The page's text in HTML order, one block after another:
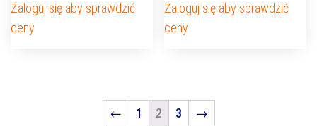
Zaloguj się aby sprawdzić
ceny
Zaloguj się aby sprawdzić
ceny
← 1 2 3 →